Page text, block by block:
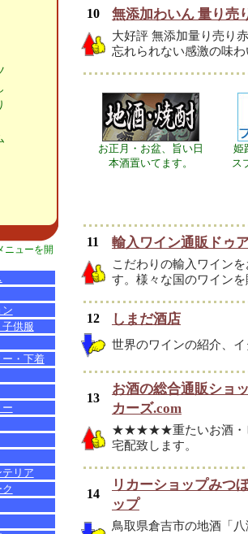
ニューを開
ン
供服
・下着
ー
リア
10 無添加わいん 量り売
大好評 無添加量り売り
忘れられない感激の味わ
お正月・お盆、旨い日
本酒置いてます。
姫
ス
11 輸入ワイン通販ドゥ
こだわりの輸入ワイン
す。様々な国のワインを
12 しまだ酒店
世界のワインの紹介、
13
お酒の総合通販ショ
カーズ.com
★★★★★重たいお酒・ビ
宅配致します。
14
リカーショップみつ
ップ
鳥取県倉吉市の地酒「